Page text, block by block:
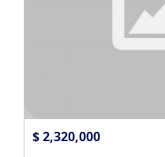
$ 2,320,000